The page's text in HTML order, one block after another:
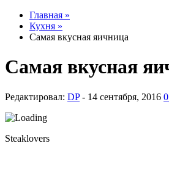
Главная »
Кухня »
Самая вкусная яичница
Самая вкусная
Редактировал: DP -
Steaklovers